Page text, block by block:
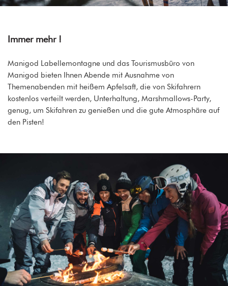
Immer mehr !
Manigod Labellemontagne und das Tourismusbüro von
Manigod bieten Ihnen Abende mit Ausnahme von
Themenabenden mit heißem Apfelsaft, die von Skifahrern
kostenlos verteilt werden, Unterhaltung, Marshmallows-Party,
genug, um Skifahren zu genießen und die gute Atmosphäre auf
den Pisten!